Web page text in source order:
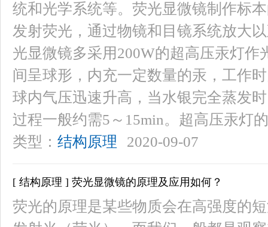
统和光学系统等。荧光显微镜制作标
发射荧光，通过物镜和目镜系统放大
光显微镜多采用200W的超高压汞灯
间呈球形，内充一定数量的汞，工作
球内气压迅速升高，当水银完全蒸发
过程一般约需5～15min。超高压汞灯
类型： 结构原理 2020-09-07
[ 结构原理 ] 荧光显微镜的原理及应用如何？
荧光的原理是某些物质会在高强度的